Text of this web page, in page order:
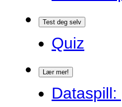
Test deg selv
Quiz
Lær mer!